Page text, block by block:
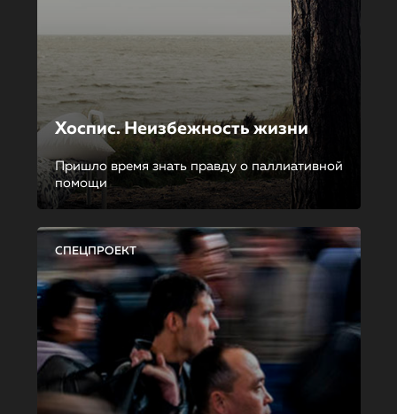
Хоспис. Неизбежность жизни
Пришло время знать правду о паллиативной
помощи
СПЕЦПРОЕКТ